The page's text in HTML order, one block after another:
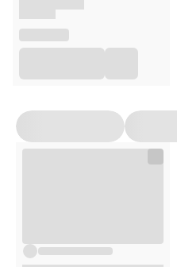
Naturalny pentitol
ilość bakterii
Streptococcus
jamy ustnej.
Białko o działaniu
immunomodelującym,
(działanie
kostnej (działanie